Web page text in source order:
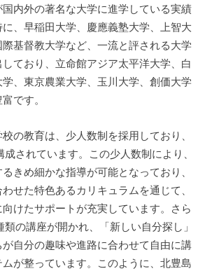
内外の著名な大学に進学している実績
、早稲田大学、慶應義塾大学、上智大
基督教大学など、一流と評される大学
ており、立命館アジア太平洋大学、白
、東京農業大学、玉川大学、創価大学
です。
の教育は、少人数制を採用しており、
されています。この少人数制により、
きめ細かな指導が可能となっており、
せた特色あるカリキュラムを通じて、
けたサポートが充実しています。さら
の講座が開かれ、「新しい自分探し」
自分の趣味や進路に合わせて自由に講
が整っています。このように、北豊島